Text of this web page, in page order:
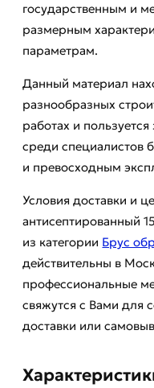
государственным и
размерным
параметрам.
Данный материал
разнообразных
работах и
среди специалистов
и превосходным
Условия доставки и
антисептированный
из категории Брус
действительны в
профессиональные
свяжутся с Вами для
доставки или